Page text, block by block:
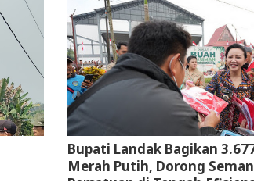
Bupati Landak Bagikan
Merah Putih, Dorong
Persatuan di Tengah